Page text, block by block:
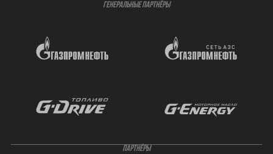
ГЕНЕРАЛЬНЫЕ ПАРТНЁРЫ
ПАРТНЁРЫ